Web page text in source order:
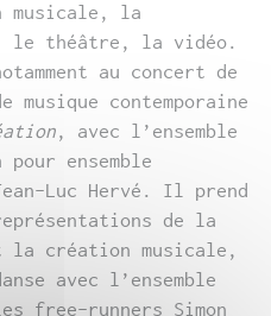
musicale, la
le théâtre, la vidéo.
au concert de
musique contemporaine
, avec l’ensemble
ensemble
Luc Hervé. Il prend
de la
la création musicale,
avec l’ensemble
free-runners Simon